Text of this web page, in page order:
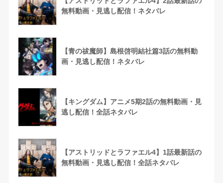
無料動画・見逃し配信！ネタバレ
【青の祓魔師】島根啓明結社篇3話の無料動
画・見逃し配信！ネタバレ
【キングダム】アニメ5期2話の無料動画・見
逃し配信！全話ネタバレ
【アストリッドとラファエル4】1話最新話の
無料動画・見逃し配信！全話ネタバレ